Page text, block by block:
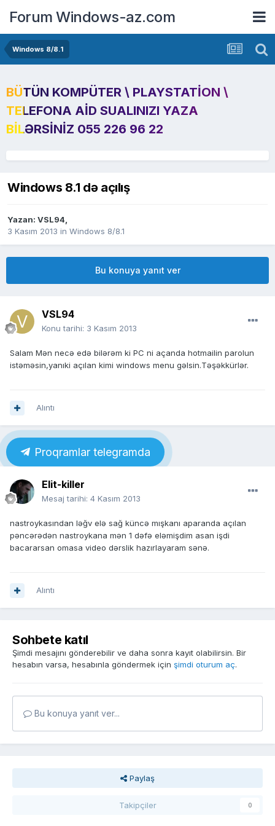
Forum Windows-az.com
Windows 8/8.1
BÜTÜN KOMPÜTER \ PLAYSTATION \
TELEFONA AID SUALINIZI YAZA
BILƏRSINIZ 055 226 96 22
Windows 8.1 də açılış
Yazan: VSL94,
3 Kasım 2013 in Windows 8/8.1
Bu konuya yanıt ver
VSL94
Konu tarihi: 3 Kasım 2013
Salam Mən necə edə bilərəm ki PC ni açanda hotmailin parolun
istəməsin,yanıki açılan kimi windows menu gəlsin.Təşəkkürlər.
Alıntı
Proqramlar telegramda
Elit-killer
Mesaj tarihi: 4 Kasım 2013
nastroykasından ləğv elə sağ küncə mışkanı aparanda açılan
pəncərədən nastroykana mən 1 dəfə eləmişdim asan işdi
bacararsan omasa video dərslik hazırlayaram sənə.
Alıntı
Sohbete katıl
Şimdi mesajını gönderebilir ve daha sonra kayıt olabilirsin. Bir
hesabın varsa, hesabınla göndermek için şimdi oturum aç.
Bu konuya yanıt ver...
Paylaş
Takipçiler 0